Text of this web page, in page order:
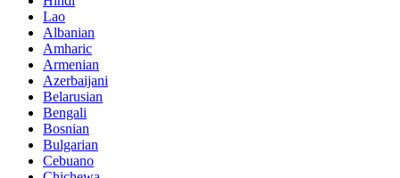
Lao
Albanian
Amharic
Armenian
Azerbaijani
Belarusian
Bengali
Bosnian
Bulgarian
Cebuano